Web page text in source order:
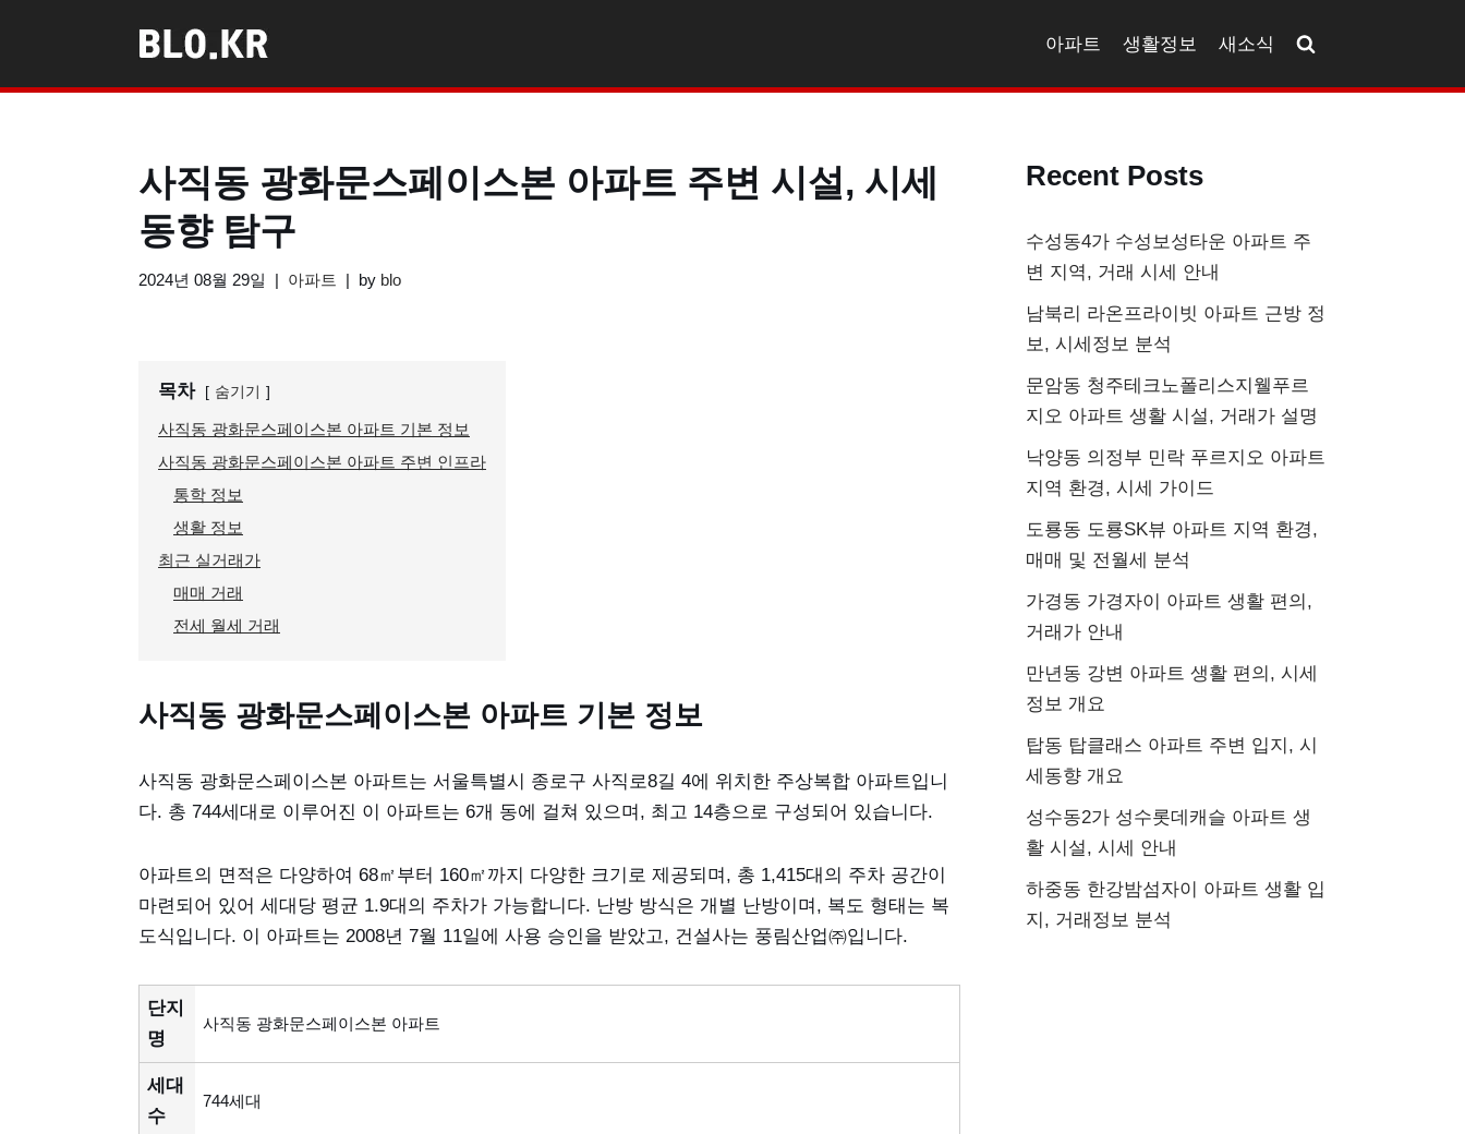
텐
아파트 생활정보 새소식
사직동 광화문스페이스본 아파트 주변 시설, 시세
동향 탐구
2024년 08월 29일 아파트 by blo
목차 숨기기
사직동 광화문스페이스본 아파트 기본 정보
사직동 광화문스페이스본 아파트 주변 인프라
통학 정보
생활 정보
최근 실거래가
매매 거래
전세 월세 거래
사직동 광화문스페이스본 아파트 기본 정보
사직동 광화문스페이스본 아파트는 서울특별시 종로구 사직로8길 4에 위치한 주상복합 아파트입니
다. 총 744세대로 이루어진 이 아파트는 6개 동에 걸쳐 있으며, 최고 14층으로 구성되어 있습니다.
아파트의 면적은 다양하여 68㎡부터 160㎡까지 다양한 크기로 제공되며, 총 1,415대의 주차 공간이
마련되어 있어 세대당 평균 1.9대의 주차가 가능합니다. 난방 방식은 개별 난방이며, 복도 형태는 복
도식입니다. 이 아파트는 2008년 7월 11일에 사용 승인을 받았고, 건설사는 풍림산업㈜입니다.
단지
명
사직동 광화문스페이스본 아파트
세대
수
744세대
Recent Posts
수성동4가 수성보성타운 아파트 주
변 지역, 거래 시세 안내
남북리 라온프라이빗 아파트 근방 정
보, 시세정보 분석
문암동 청주테크노폴리스지웰푸르
지오 아파트 생활 시설, 거래가 설명
낙양동 의정부 민락 푸르지오 아파트
지역 환경, 시세 가이드
도룡동 도룡SK뷰 아파트 지역 환경,
매매 및 전월세 분석
가경동 가경자이 아파트 생활 편의,
거래가 안내
만년동 강변 아파트 생활 편의, 시세
정보 개요
탑동 탑클래스 아파트 주변 입지, 시
세동향 개요
성수동2가 성수롯데캐슬 아파트 생
활 시설, 시세 안내
하중동 한강밤섬자이 아파트 생활 입
지, 거래정보 분석